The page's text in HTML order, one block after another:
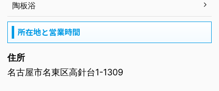
陶板浴
所在地と営業時間
住所
名古屋市名東区高針台1-1309